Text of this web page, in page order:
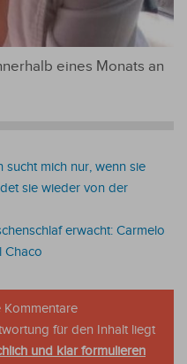
eines Monats an
sucht mich nur, wenn sie
sie wieder von der
erwacht: Carmelo
Chaco
Kommentare
für den Inhalt liegt
und klar formulieren